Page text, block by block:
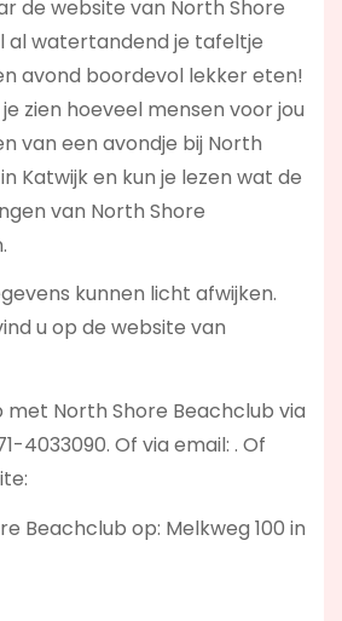
de website van North Shore
al watertandend je tafeltje
avond boordevol lekker eten!
zien hoeveel mensen voor jou
van een avondje bij North
Katwijk en kun je lezen wat de
van North Shore
kunnen licht afwijken.
u op de website van
North Shore Beachclub via
4033090. Of via email: . Of
Beachclub op: Melkweg 100 in